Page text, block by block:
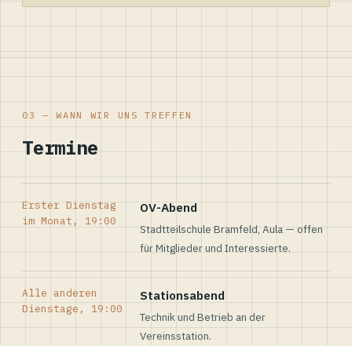
03 — WANN WIR UNS TREFFEN
Termine
Erster Dienstag
im Monat, 19:00
OV-Abend
Stadtteilschule Bramfeld, Aula — offen
für Mitglieder und Interessierte.
Alle anderen
Dienstage, 19:00
Stationsabend
Technik und Betrieb an der
Vereinsstation.